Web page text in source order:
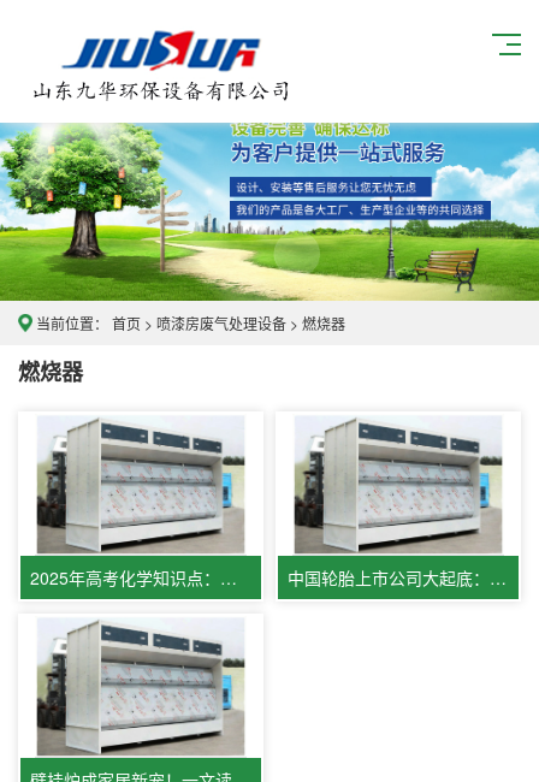
当前位置： 首页 > 喷漆房废气处理设备 > 燃烧器
燃烧器
2025年高考化学知识点：有关水的反响 中国轮胎上市公司大起底：正新、赛轮、玲珑、森麒麟、三角、双星